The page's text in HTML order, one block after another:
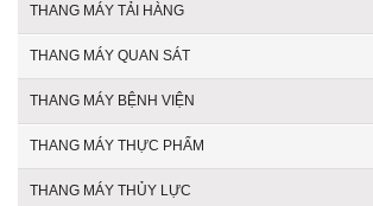
THANG MÁY TẢI HÀNG
THANG MÁY QUAN SÁT
THANG MÁY BỆNH VIỆN
THANG MÁY THỰC PHẨM
THANG MÁY THỦY LỰC